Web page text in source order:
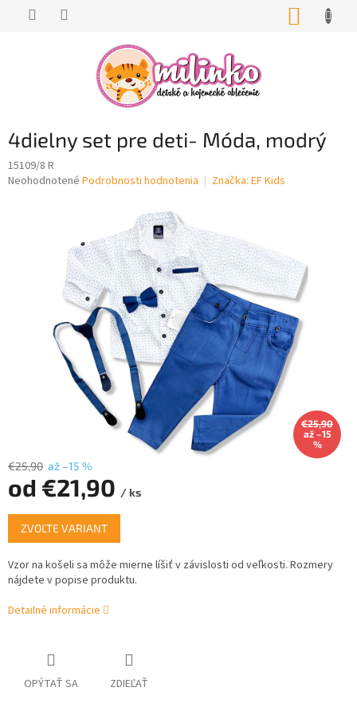
4dielny set pre deti- Móda, modrý
15109/8 R
Priemerné
hviezdičiek.
Neohodnotené Podrobnosti hodnotenia Značka: EF Kids
€25,90
až –15
%
€25,90 až –15 %
od €21,90 / ks
Jednotková
cena:
ZVOĽTE VARIANT
Vzor na košeli sa môže mierne líšiť v závislosti od veľkosti. Rozmery
nájdete v popise produktu.
Detailné informácie
OPÝTAŤ SA ZDIEĽAŤ